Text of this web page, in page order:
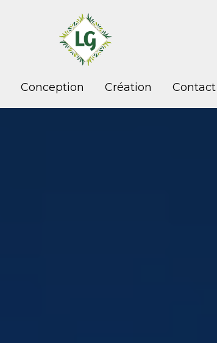
Conception Création Contact